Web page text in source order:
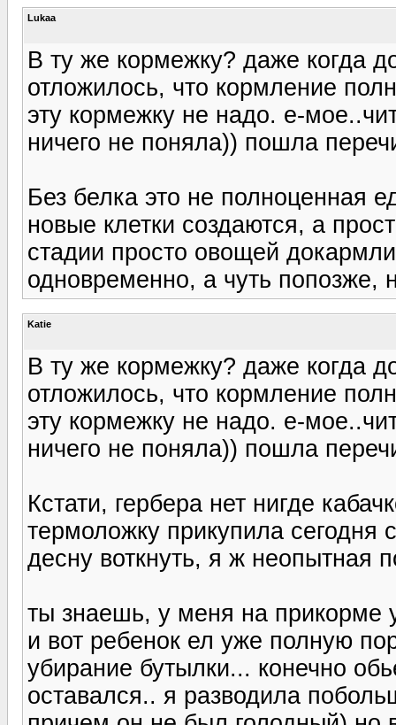
Lukaa
В ту же кормежку? даже когда
отложилось, что кормление
эту кормежку не надо. е-
ничего не поняла)) пошла
Без белка это не полноценная
новые клетки создаются, а
стадии просто овощей
одновременно, а чуть
Katie
В ту же кормежку? даже когда
отложилось, что кормление
эту кормежку не надо. е-
ничего не поняла)) пошла
Кстати, гербера нет нигде
термоложку прикупила
десну воткнуть, я ж неопытная
ты знаешь, у меня на прикорме
и вот ребенок ел уже полную
убирание бутылки... конечно
оставался.. я разводила